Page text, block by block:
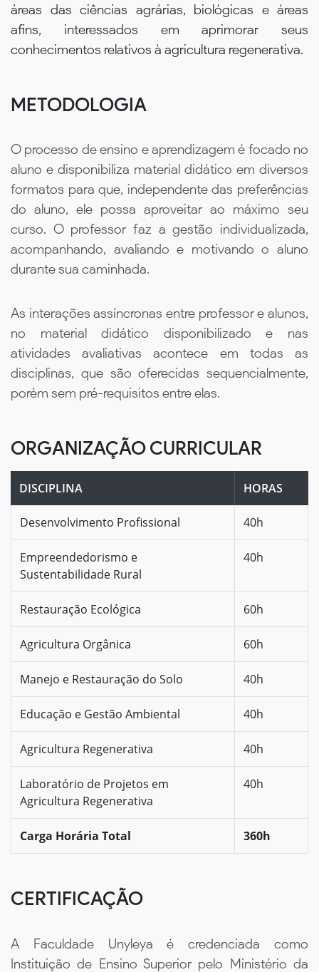
áreas das ciências agrárias, biológicas e áreas
afins, interessados em aprimorar seus
conhecimentos relativos à agricultura regenerativa.
METODOLOGIA
O processo de ensino e aprendizagem é focado no
aluno e disponibiliza material didático em diversos
formatos para que, independente das preferências
do aluno, ele possa aproveitar ao máximo seu
curso. O professor faz a gestão individualizada,
acompanhando, avaliando e motivando o aluno
durante sua caminhada.
As interações assíncronas entre professor e alunos,
no material didático disponibilizado e nas
atividades avaliativas acontece em todas as
disciplinas, que são oferecidas sequencialmente,
porém sem pré-requisitos entre elas.
ORGANIZAÇÃO CURRICULAR
DISCIPLINA HORAS
Desenvolvimento Profissional 40h
Empreendedorismo e
Sustentabilidade Rural
40h
Restauração Ecológica 60h
Agricultura Orgânica 60h
Manejo e Restauração do Solo 40h
Educação e Gestão Ambiental 40h
Agricultura Regenerativa 40h
Laboratório de Projetos em
Agricultura Regenerativa
40h
Carga Horária Total 360h
CERTIFICAÇÃO
A Faculdade Unyleya é credenciada como
Instituição de Ensino Superior pelo Ministério da